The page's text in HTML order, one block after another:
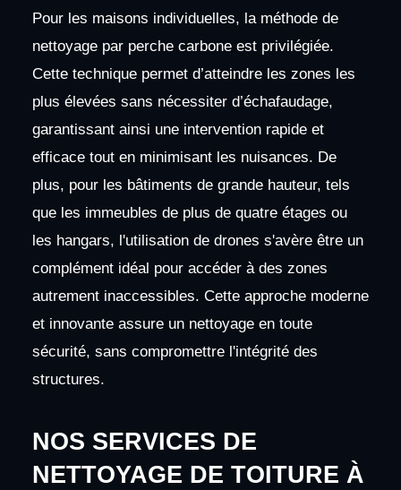
Pour les maisons individuelles, la méthode de
nettoyage par perche carbone est privilégiée.
Cette technique permet d’atteindre les zones les
plus élevées sans nécessiter d’échafaudage,
garantissant ainsi une intervention rapide et
efficace tout en minimisant les nuisances. De
plus, pour les bâtiments de grande hauteur, tels
que les immeubles de plus de quatre étages ou
les hangars, l'utilisation de drones s'avère être un
complément idéal pour accéder à des zones
autrement inaccessibles. Cette approche moderne
et innovante assure un nettoyage en toute
sécurité, sans compromettre l'intégrité des
structures.
NOS SERVICES DE
NETTOYAGE DE TOITURE À